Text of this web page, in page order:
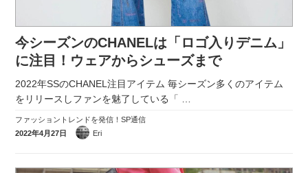
今シーズンのCHANELは「ロゴ入りデニム」
に注目！ウェアからシューズまで
2022年SSのCHANEL注目アイテム 毎シーズン多くのアイテム
をリリースしファンを魅了している「 …
ファッショントレンドを発信！SP通信
2022年4月27日
Eri